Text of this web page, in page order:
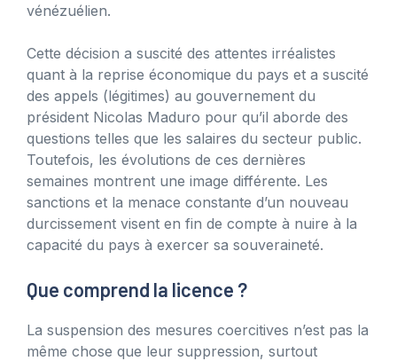
vénézuélien.
Cette décision a suscité des attentes irréalistes
quant à la reprise économique du pays et a suscité
des appels (légitimes) au gouvernement du
président Nicolas Maduro pour qu’il aborde des
questions telles que les salaires du secteur public.
Toutefois, les évolutions de ces dernières
semaines montrent une image différente. Les
sanctions et la menace constante d’un nouveau
durcissement visent en fin de compte à nuire à la
capacité du pays à exercer sa souveraineté.
Que comprend la licence ?
La suspension des mesures coercitives n’est pas la
même chose que leur suppression, surtout